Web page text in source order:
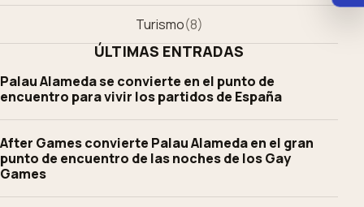
Turismo(8)
ÚLTIMAS ENTRADAS
Palau Alameda se convierte en el punto de
encuentro para vivir los partidos de España
After Games convierte Palau Alameda en el gran
punto de encuentro de las noches de los Gay
Games